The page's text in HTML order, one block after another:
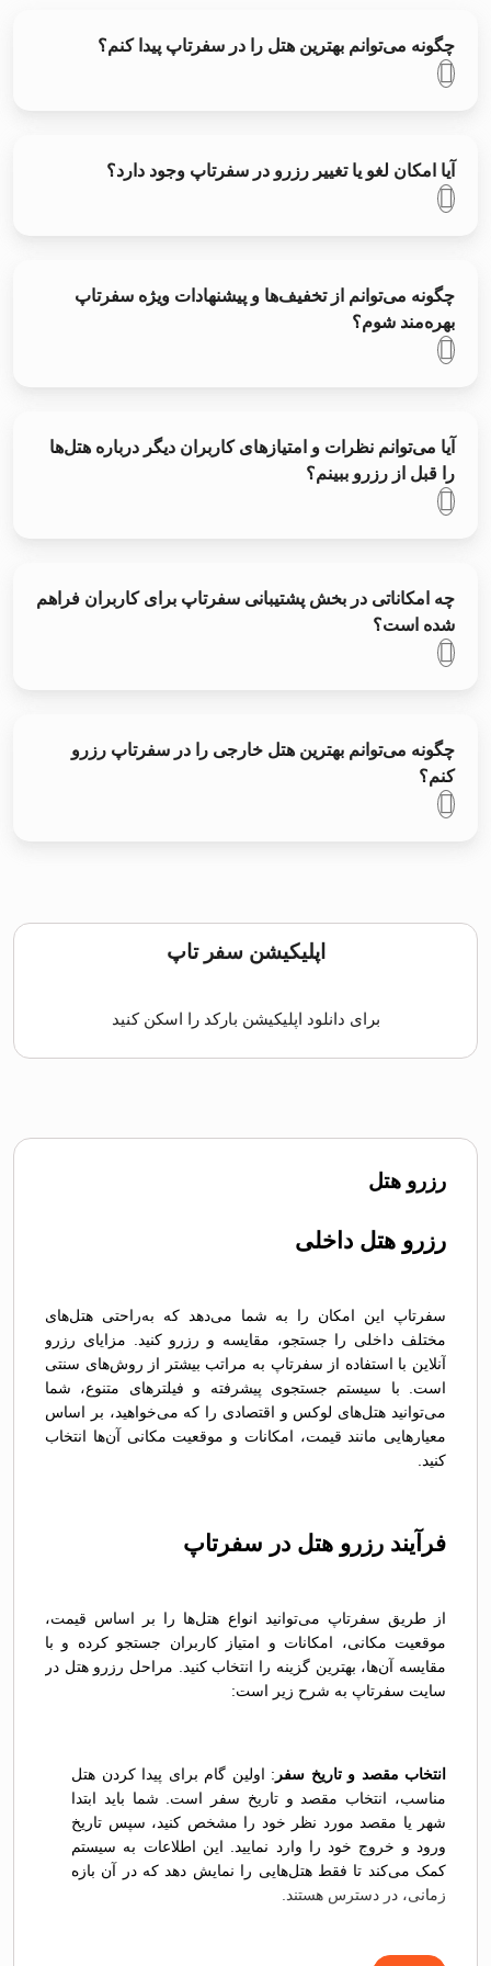
چگونه می‌توانم بهترین هتل را در سفر‌تاپ پیدا کنم؟
آیا امکان لغو یا تغییر رزرو در سفر‌تاپ وجود دارد؟
چگونه می‌توانم از تخفیف‌ها و پیشنهادات ویژه سفرتاپ
بهره‌مند شوم؟
آیا می‌توانم نظرات و امتیازهای کاربران دیگر درباره هتل‌ها
را قبل از رزرو ببینم؟
چه امکاناتی در بخش پشتیبانی سفرتاپ برای کاربران فراهم
شده است؟
چگونه می‌توانم بهترین هتل خارجی را در سفرتاپ رزرو
کنم؟
اپلیکیشن سفر تاپ
برای دانلود اپلیکیشن بارکد را اسکن کنید
رزرو هتل
رزرو هتل داخلی
سفرتاپ این امکان را به شما می‌دهد که به‌راحتی هتل‌های
مختلف داخلی را جستجو، مقایسه و رزرو کنید. مزایای رزرو
آنلاین با استفاده از سفر‌تاپ به مراتب بیشتر از روش‌های سنتی
است. با سیستم جستجوی پیشرفته و فیلترهای متنوع، شما
می‌توانید هتل‌های لوکس و اقتصادی را که می‌خواهید، بر اساس
معیارهایی مانند قیمت، امکانات و موقعیت مکانی آن‌ها انتخاب
کنید.
فرآیند رزرو هتل در سفر‌تاپ
از طریق سفرتاپ می‌توانید انواع هتل‌ها را بر اساس قیمت،
موقعیت مکانی، امکانات و امتیاز کاربران جستجو کرده و با
مقایسه آن‌ها، بهترین گزینه را انتخاب کنید. مراحل رزرو هتل در
سایت سفر‌تاپ به شرح زیر است:
انتخاب مقصد و تاریخ سفر : اولین گام برای پیدا کردن هتل
مناسب، انتخاب مقصد و تاریخ سفر است. شما باید ابتدا
شهر یا مقصد مورد نظر خود را مشخص کنید، سپس تاریخ
ورود و خروج خود را وارد نمایید. این اطلاعات به سیستم
کمک می‌کند تا فقط هتل‌هایی را نمایش دهد که در آن بازه
زمانی، در دسترس هستند.
مقایسه هتل‌ها